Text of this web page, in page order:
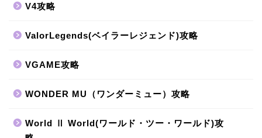
V4攻略
ValorLegends(ベイラーレジェンド)攻略
VGAME攻略
WONDER MU（ワンダーミュー）攻略
World Ⅱ World(ワールド・ツー・ワールド)攻